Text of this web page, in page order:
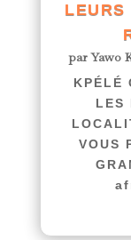
LEURS
parYawo
KPÉLÉ
LES
VOUS